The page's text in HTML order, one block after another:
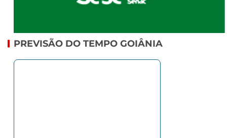
PREVISÃO DO TEMPO GOIÂNIA